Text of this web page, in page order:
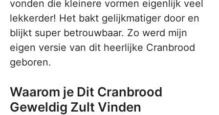
vonden die kleinere vormen eigenlijk veel
lekkerder! Het bakt gelijkmatiger door en
blijkt super betrouwbaar. Zo werd mijn
eigen versie van dit heerlijke Cranbrood
geboren.
Waarom je Dit Cranbrood
Geweldig Zult Vinden